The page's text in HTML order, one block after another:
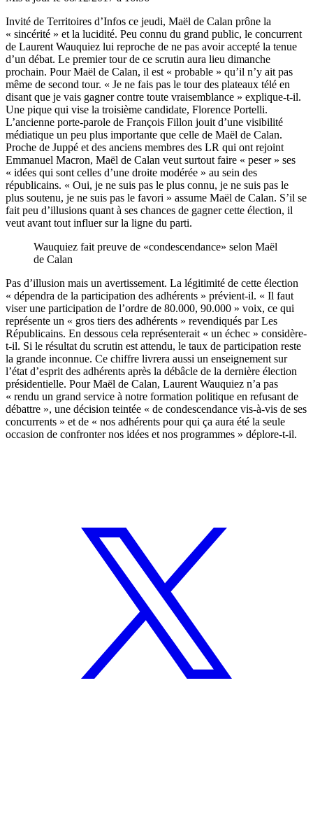
Invité de Territoires d’Infos ce jeudi, Maël de Calan prône la
« sincérité » et la lucidité. Peu connu du grand public, le concurrent
de Laurent Wauquiez lui reproche de ne pas avoir accepté la tenue
d’un débat. Le premier tour de ce scrutin aura lieu dimanche
prochain. Pour Maël de Calan, il est « probable » qu’il n’y ait pas
même de second tour. « Je ne fais pas le tour des plateaux télé en
disant que je vais gagner contre toute vraisemblance » explique-t-il.
Une pique qui vise la troisième candidate, Florence Portelli.
L’ancienne porte-parole de François Fillon jouit d’une visibilité
médiatique un peu plus importante que celle de Maël de Calan.
Proche de Juppé et des anciens membres des LR qui ont rejoint
Emmanuel Macron, Maël de Calan veut surtout faire « peser » ses
« idées qui sont celles d’une droite modérée » au sein des
républicains. « Oui, je ne suis pas le plus connu, je ne suis pas le
plus soutenu, je ne suis pas le favori » assume Maël de Calan. S’il se
fait peu d’illusions quant à ses chances de gagner cette élection, il
veut avant tout influer sur la ligne du parti.
Wauquiez fait preuve de «condescendance» selon Maël
de Calan
Pas d’illusion mais un avertissement. La légitimité de cette élection
« dépendra de la participation des adhérents » prévient-il. « Il faut
viser une participation de l’ordre de 80.000, 90.000 » voix, ce qui
représente un « gros tiers des adhérents » revendiqués par Les
Républicains. En dessous cela représenterait « un échec » considère-
t-il. Si le résultat du scrutin est attendu, le taux de participation reste
la grande inconnue. Ce chiffre livrera aussi un enseignement sur
l’état d’esprit des adhérents après la débâcle de la dernière élection
présidentielle. Pour Maël de Calan, Laurent Wauquiez n’a pas
« rendu un grand service à notre formation politique en refusant de
débattre », une décision teintée « de condescendance vis-à-vis de ses
concurrents » et de « nos adhérents pour qui ça aura été la seule
occasion de confronter nos idées et nos programmes » déplore-t-il.